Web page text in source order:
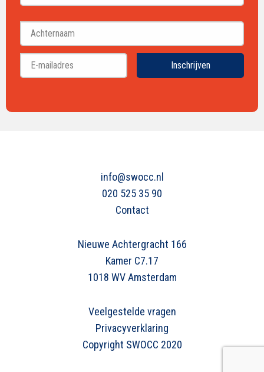
Voornaam
Achternaam
Inschrijven
info@swocc.nl
020 525 35 90
Contact
Nieuwe Achtergracht 166
Kamer C7.17
1018 WV Amsterdam
Veelgestelde vragen
Privacyverklaring
Copyright SWOCC 2020